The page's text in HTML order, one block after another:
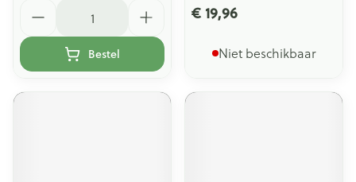
Bestel
€ 19,96
Niet beschikbaar